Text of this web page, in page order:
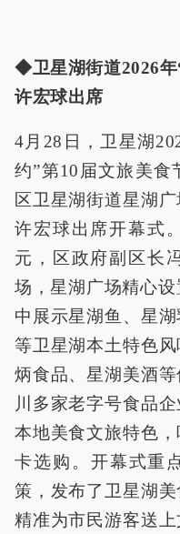
◆卫星湖街道2026年
许宏球出席
4月28日，卫星湖
约”第10届文旅美食
区卫星湖街道星湖
许宏球出席开幕式
元，区政府副区长
场，星湖广场精心
中展示星湖鱼、星
等卫星湖本土特色
炳食品、星湖美酒
川多家老字号食品
本地美食文旅特色
卡选购。开幕式重
策，发布了卫星湖美
精准为市民游客送